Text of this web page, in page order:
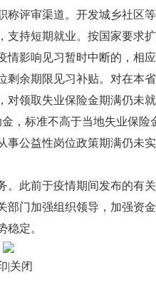
评审渠道。开发城乡社区
持短期就业。按国家要求
影响见习暂时中断的，相
余期限见习补贴。对在本
领取失业保险金期满仍未
，标准不高于当地失业保险
事公益性岗位政策期满仍未
。此前于疫情期间发布的有
门加强组织领导，加强资
定。
|关闭